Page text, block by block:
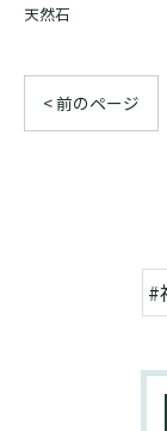
天然石
< 前のページ
#